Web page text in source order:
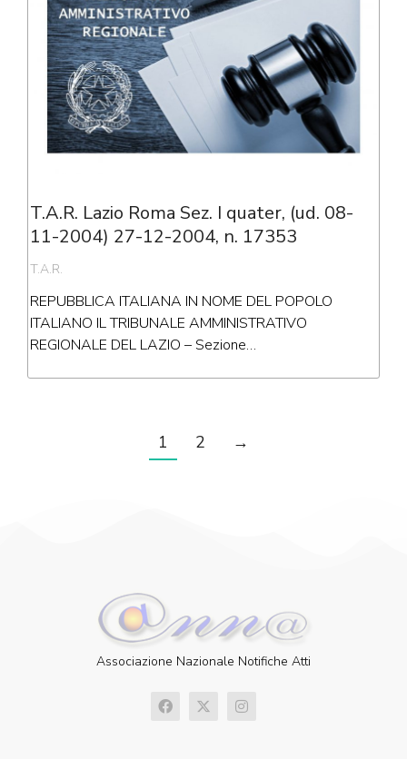
T.A.R. Lazio Roma Sez. I quater, (ud. 08-
11-2004) 27-12-2004, n. 17353
T.A.R.
REPUBBLICA ITALIANA IN NOME DEL POPOLO
ITALIANO IL TRIBUNALE AMMINISTRATIVO
REGIONALE DEL LAZIO – Sezione…
1 2 →
Associazione Nazionale Notifiche Atti